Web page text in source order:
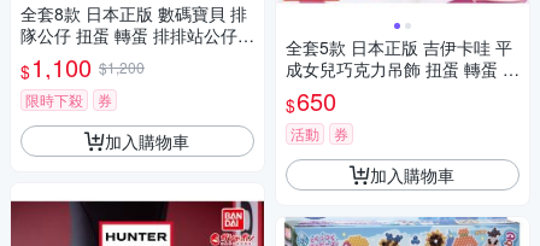
全套8款 日本正版 數碼寶貝 排
隊公仔 扭蛋 轉蛋 排排站公仔
暴龍獸 加布獸 甲蟲獸 比丘獸 B
ANDAI 萬代 979767
$1,100 $1,200
限時下殺
券
加入購物車
全套5款 日本正版 吉伊卡哇 平
成女兒巧克力吊飾 扭蛋 轉蛋 小
八 兔兔 小桃鼠 海獺勇者 BAND
AI 萬代 911385
$650
活動 券
加入購物車